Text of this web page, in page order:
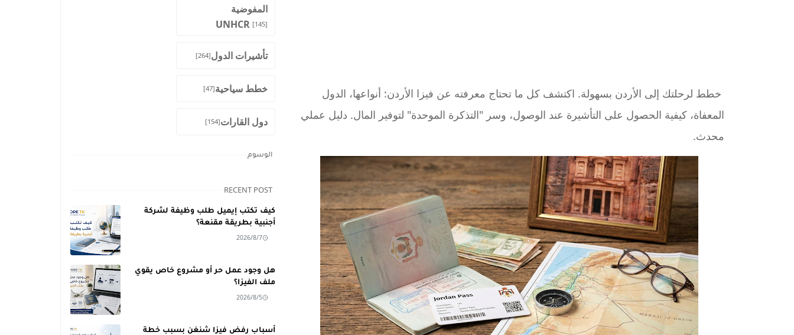
خطط لرحلتك إلى الأردن بسهولة. اكتشف كل ما تحتاج معرفته عن فيزا الأردن: أنواعها، الدول
المعفاة، كيفية الحصول على التأشيرة عند الوصول، وسر "التذكرة الموحدة" لتوفير المال. دليل عملي
محدث.
المفوضية
UNHCR [145]
تأشيرات الدول[264]
خطط سياحية[47]
دول القارات[154]
الوسوم
RECENT POST
كيف تكتب إيميل طلب وظيفة لشركة
أجنبية بطريقة مقنعة؟
2026/8/7
هل وجود عمل حر أو مشروع خاص يقوي
ملف الفيزا؟
2026/8/5
أسباب رفض فيزا شنغن بسبب خطة